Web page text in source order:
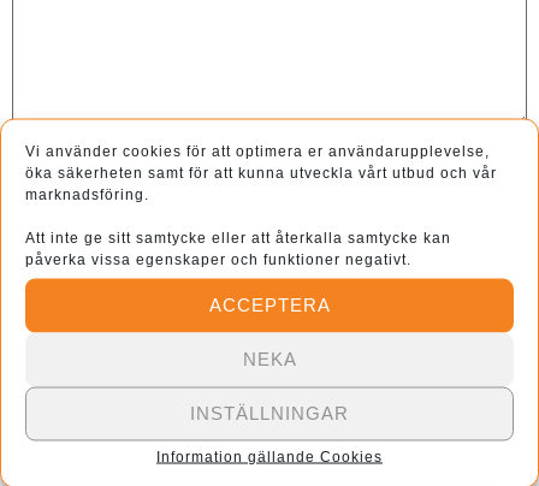
Vi använder cookies för att optimera er användarupplevelse,
öka säkerheten samt för att kunna utveckla vårt utbud och vår
marknadsföring.
Att inte ge sitt samtycke eller att återkalla samtycke kan
påverka vissa egenskaper och funktioner negativt.
ACCEPTERA
NEKA
INSTÄLLNINGAR
Information gällande Cookies
Namn*
E-postadress*